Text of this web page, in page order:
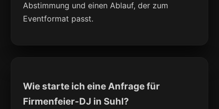
Abstimmung und einen Ablauf, der zum
Eventformat passt.
Wie starte ich eine Anfrage für
Firmenfeier-DJ in Suhl?